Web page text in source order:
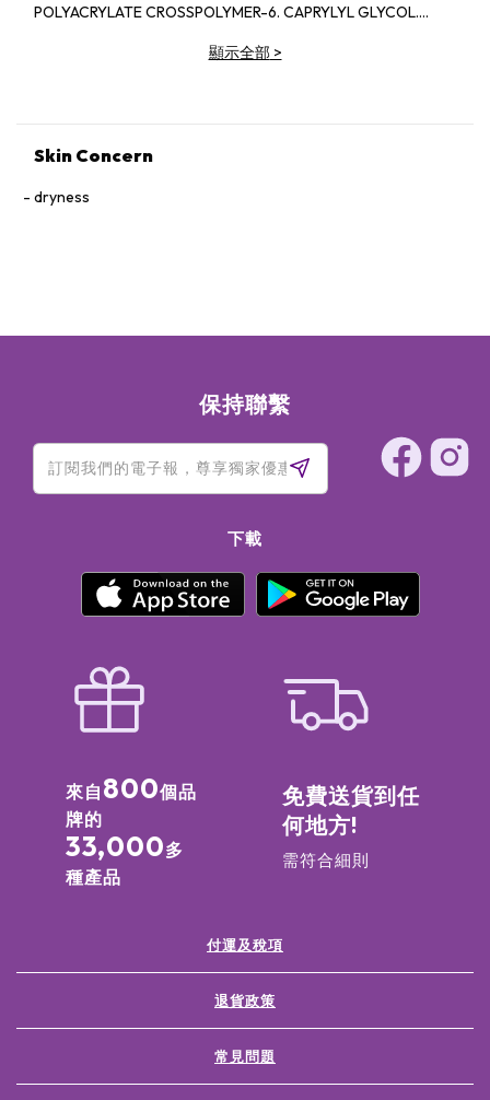
POLYACRYLATE CROSSPOLYMER-6. CAPRYLYL GLYCOL.
XANTHAN GUM. MELISSA OFFICINALIS LEAF EXTRACT**. T-
顯示全部>
Skin Concern
dryness
保持聯繫
下載
來自 800個品
牌的
33,000多
種產品
免費送貨到任
何地方!
需符合細則
付運及稅項
退貨政策
常見問題